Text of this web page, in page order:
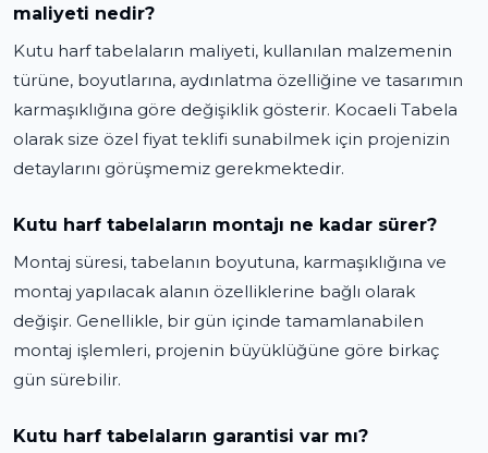
maliyeti nedir?
Kutu harf tabelaların maliyeti, kullanılan malzemenin
türüne, boyutlarına, aydınlatma özelliğine ve tasarımın
karmaşıklığına göre değişiklik gösterir. Kocaeli Tabela
olarak size özel fiyat teklifi sunabilmek için projenizin
detaylarını görüşmemiz gerekmektedir.
Kutu harf tabelaların montajı ne kadar sürer?
Montaj süresi, tabelanın boyutuna, karmaşıklığına ve
montaj yapılacak alanın özelliklerine bağlı olarak
değişir. Genellikle, bir gün içinde tamamlanabilen
montaj işlemleri, projenin büyüklüğüne göre birkaç
gün sürebilir.
Kutu harf tabelaların garantisi var mı?